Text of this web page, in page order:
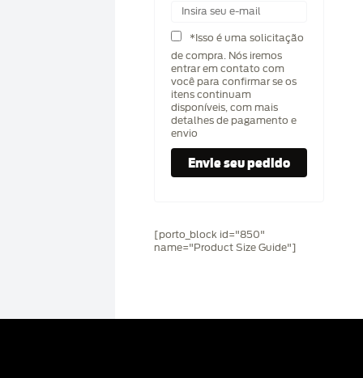
*Isso é uma solicitação
de compra. Nós iremos
entrar em contato com
você para confirmar se os
itens continuam
disponíveis, com mais
detalhes de pagamento e
envio
[porto_block id="850"
name="Product Size Guide"]